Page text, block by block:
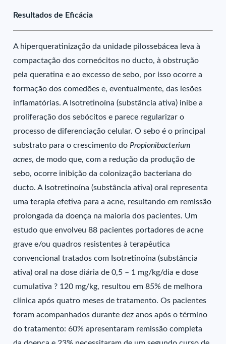
Resultados de Eficácia
A hiperqueratinização da unidade pilossebácea leva à
compactação dos corneócitos no ducto, à obstrução
pela queratina e ao excesso de sebo, por isso ocorre a
formação dos comedões e, eventualmente, das lesões
inflamatórias. A Isotretinoína (substância ativa) inibe a
proliferação dos sebócitos e parece regularizar o
processo de diferenciação celular. O sebo é o principal
substrato para o crescimento do Propionibacterium
acnes, de modo que, com a redução da produção de
sebo, ocorre inibição da colonização bacteriana do
ducto. A Isotretinoína (substância ativa) oral representa
uma terapia efetiva para a acne, resultando em remissão
prolongada da doença na maioria dos pacientes. Um
estudo que envolveu 88 pacientes portadores de acne
grave e/ou quadros resistentes à terapêutica
convencional tratados com Isotretinoína (substância
ativa) oral na dose diária de 0,5 – 1 mg/kg/dia e dose
cumulativa ? 120 mg/kg, resultou em 85% de melhora
clínica após quatro meses de tratamento. Os pacientes
foram acompanhados durante dez anos após o término
do tratamento: 60% apresentaram remissão completa